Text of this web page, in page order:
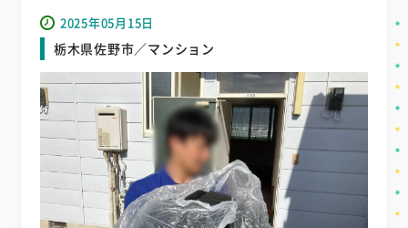
2025年05月15日
栃木県佐野市／マンション